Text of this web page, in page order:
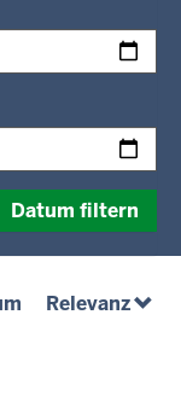
Datum filtern
(absteigend)
Relevanz